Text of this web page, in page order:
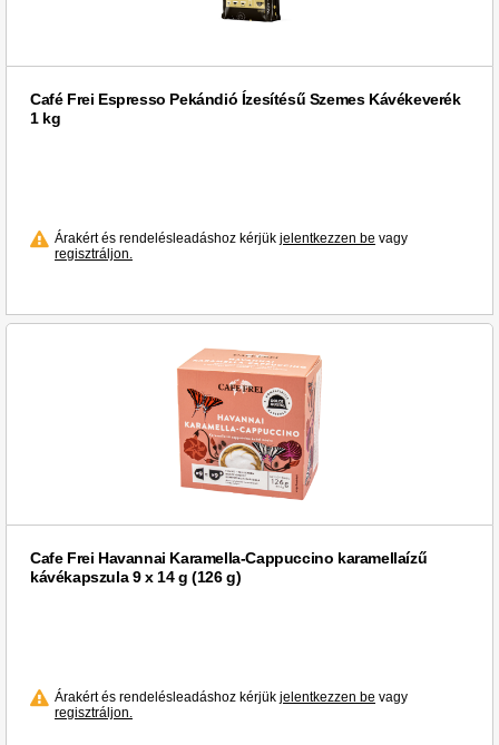
Café Frei Espresso Pekándió Ízesítésű Szemes Kávékeverék
1 kg
Árakért és rendelésleadáshoz kérjük jelentkezzen be vagy
regisztráljon.
Cafe Frei Havannai Karamella-Cappuccino karamellaízű
kávékapszula 9 x 14 g (126 g)
Árakért és rendelésleadáshoz kérjük jelentkezzen be vagy
regisztráljon.